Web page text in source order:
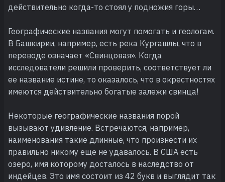
действительно когда-то стоял у подножия горы…
Географические названия могут помогать и геологам.
В Башкирии, например, есть река Кургашлы, что в
переводе означает «Свинцовая». Когда
исследователи решили проверить, соответствует ли
ее название истине, то оказалось, что в окрестностях
имеются действительно богатые залежи свинца!
Некоторые географические названия порой
вызывают удивление. Встречаются, например,
наименования такие длинные, что произнести их
правильно никому еще не удавалось. В США есть
озеро, имя которому досталось в наследство от
индейцев. Это имя состоит из 42 букв и выглядит так